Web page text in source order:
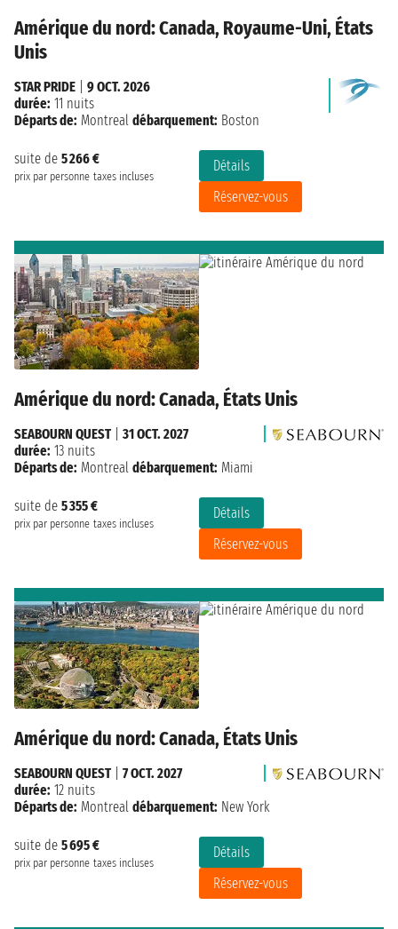
Amérique du nord: Canada, Royaume-Uni, États
Unis
suite de 5 266 €
prix par personne taxes incluses
Détails
Réservez-vous
STAR PRIDE
9 OCT. 2026
durée: 11 nuits
Départs de: Montreal débarquement: Boston
Amérique du nord: Canada, États Unis
suite de 5 355 €
prix par personne taxes incluses
Détails
Réservez-vous
SEABOURN QUEST| 31 OCT. 2027
durée: 13 nuits
Départs de: Montreal débarquement: Miami
Amérique du nord: Canada, États Unis
suite de 5 695 €
prix par personne taxes incluses
Détails
Réservez-vous
SEABOURN QUEST| 7 OCT. 2027
durée: 12 nuits
Départs de: Montreal débarquement: New York